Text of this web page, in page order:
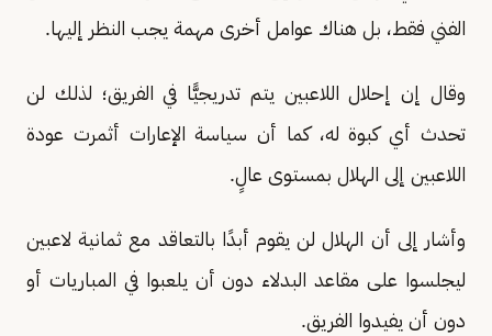
الفني فقط، بل هناك عوامل أخرى مهمة يجب النظر إليها.
وقال إن إحلال اللاعبين يتم تدريجيًّا في الفريق؛ لذلك لن
تحدث أي كبوة له، كما أن سياسة الإعارات أثمرت عودة
اللاعبين إلى الهلال بمستوى عالٍ.
وأشار إلى أن الهلال لن يقوم أبدًا بالتعاقد مع ثمانية لاعبين
ليجلسوا على مقاعد البدلاء دون أن يلعبوا في المباريات أو
دون أن يفيدوا الفريق.